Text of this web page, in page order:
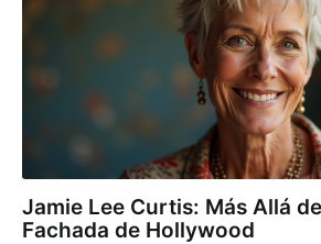
Jamie Lee Curtis: Más Allá
Fachada de Hollywood